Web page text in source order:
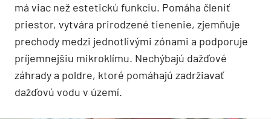
má viac než estetickú funkciu. Pomáha členiť
priestor, vytvára prirodzené tienenie, zjemňuje
prechody medzi jednotlivými zónami a podporuje
príjemnejšiu mikroklímu. Nechýbajú dažďové
záhrady a poldre, ktoré pomáhajú zadržiavať
dažďovú vodu v území.